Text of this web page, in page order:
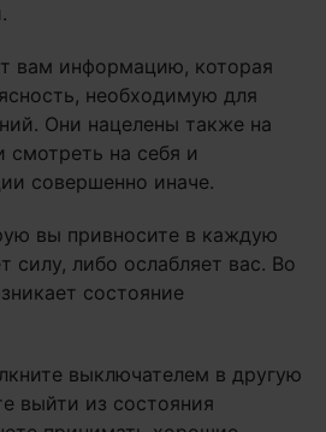
вам информацию, которая
необходимую для
Они нацелены также на
смотреть на себя и
совершенно иначе.
вы привносите в каждую
силу, либо ослабляет вас. Во
состояние
выключателем в другую
выйти из состояния